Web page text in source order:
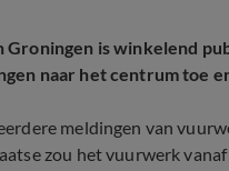
Groningen is winkelend
naar het centrum toe
meldingen van
zou het vuurwerk